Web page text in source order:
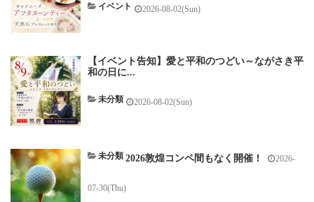
イベント 2026-08-02(Sun)
【イベント告知】愛と平和のつどい～ながさき平
和の日に...
未分類 2026-08-02(Sun)
2026敦煌コンペ間もなく開催！
未分類 2026-
07-30(Thu)